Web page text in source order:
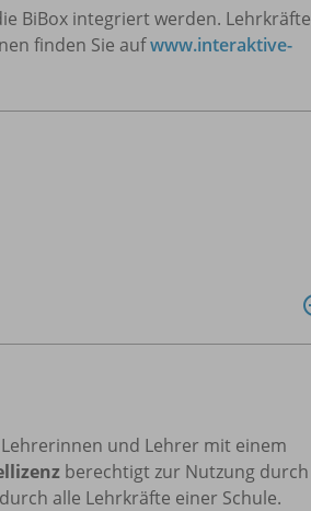
BiBox integriert werden. Lehrkräfte
finden Sie aufwww.interaktive-
und Lehrer mit einem
berechtigt zur Nutzung durch
alle Lehrkräfte einer Schule.